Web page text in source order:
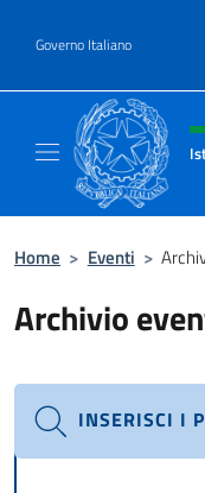
Governo Italiano
Intestazione
Home > Eventi >
Archivio
INSERISCI I